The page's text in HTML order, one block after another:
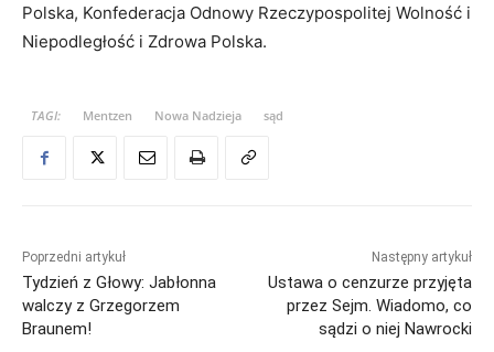
Polska, Konfederacja Odnowy Rzeczypospolitej Wolność i
Niepodległość i Zdrowa Polska.
TAGI: Mentzen Nowa Nadzieja sąd
Poprzedni artykuł
Tydzień z Głowy: Jabłonna
walczy z Grzegorzem
Braunem!
Następny artykuł
Ustawa o cenzurze przyjęta
przez Sejm. Wiadomo, co
sądzi o niej Nawrocki